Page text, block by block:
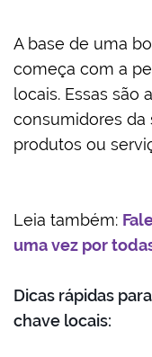
A base de uma
começa com a
locais. Essas são
consumidores da
produtos ou
Leia também:
uma vez por
Dicas rápidas
chave locais: